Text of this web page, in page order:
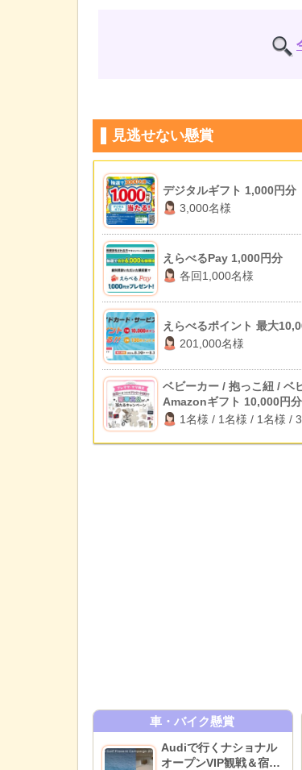
見逃せない懸賞
デジタルギフト 1,000円分
3,000名様
えらべるPay 1,000円分
各回1,000名様
えらべるポイント 最大
201,000名様
ベビーカー / 抱っこ紐 / ベ
Amazonギフト 10,000円
1名様 / 1名様 / 1名様 /
車・バイク懸賞
Audiで行くナショナル
オープンVIP観戦＆宿泊